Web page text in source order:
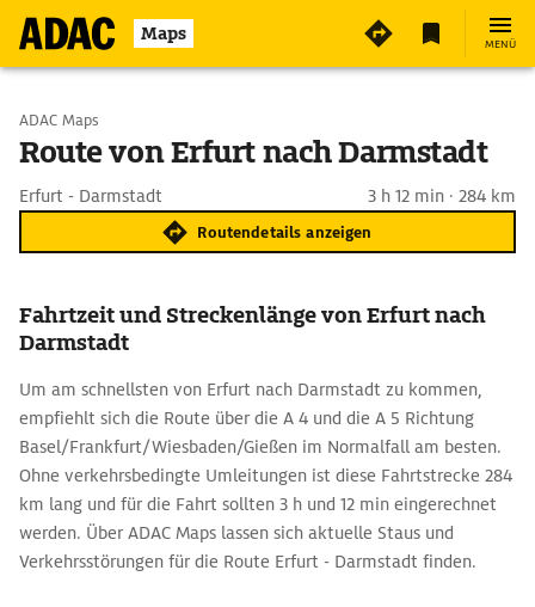
Maps MENÜ
Start wählen
ADAC Maps
Route von Erfurt nach Darmstadt
Erfurt - Darmstadt 3 h 12 min · 284 km
Routendetails anzeigen
Fahrtzeit und Streckenlänge von Erfurt nach
Darmstadt
Um am schnellsten von Erfurt nach Darmstadt zu kommen,
empfiehlt sich die Route über die A 4 und die A 5 Richtung
Basel/Frankfurt/Wiesbaden/Gießen im Normalfall am besten.
Ohne verkehrsbedingte Umleitungen ist diese Fahrtstrecke 284
km lang und für die Fahrt sollten 3 h und 12 min eingerechnet
werden. Über ADAC Maps lassen sich aktuelle Staus und
Verkehrsstörungen für die Route Erfurt - Darmstadt finden.